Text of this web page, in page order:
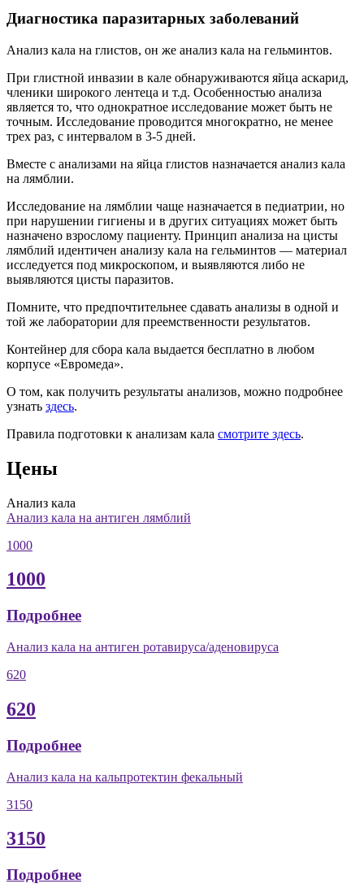
Диагностика паразитарных заболеваний
Анализ кала на глистов, он же анализ кала на гельминтов.
При глистной инвазии в кале обнаруживаются яйца аскарид,
членики широкого лентеца и т.д. Особенностью анализа
является то, что однократное исследование может быть не
точным. Исследование проводится многократно, не менее
трех раз, с интервалом в 3-5 дней.
Вместе с анализами на яйца глистов назначается анализ кала
на лямблии.
Исследование на лямблии чаще назначается в педиатрии, но
при нарушении гигиены и в других ситуациях может быть
назначено взрослому пациенту. Принцип анализа на цисты
лямблий идентичен анализу кала на гельминтов — материал
исследуется под микроскопом, и выявляются либо не
выявляются цисты паразитов.
Помните, что предпочтительнее сдавать анализы в одной и
той же лаборатории для преемственности результатов.
Контейнер для сбора кала выдается бесплатно в любом
корпусе «Евромеда».
О том, как получить результаты анализов, можно подробнее
узнать здесь.
Правила подготовки к анализам кала смотрите здесь.
Цены
Анализ кала
Анализ кала на антиген лямблий
1000
1000
Подробнее
Анализ кала на антиген ротавируса/аденовируса
620
620
Подробнее
Анализ кала на кальпротектин фекальный
3150
3150
Подробнее